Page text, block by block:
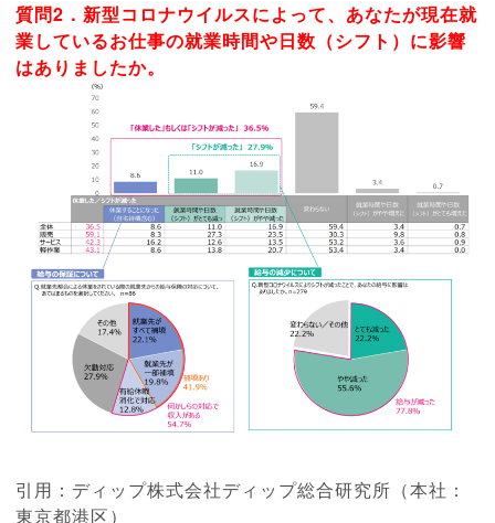
質問2．新型コロナウイルスによって、あなたが現在就
業しているお仕事の就業時間や日数（シフト）に影響
はありましたか。
引用：ディップ株式会社ディップ総合研究所（本社：
東京都港区）